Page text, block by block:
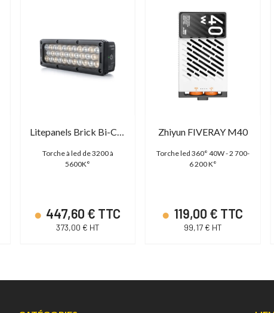
Torche à led de 3200 à
5600K°
447,60 € TTC
373,00 € HT
Zhiyun FIVERAY M40
Torche led 360° 40W - 2 700-
6 200 K°
119,00 € TTC
99,17 € HT